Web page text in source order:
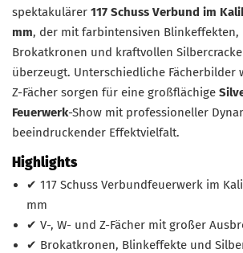
spektakulärer 117 Schuss Verbund im
mm, der mit farbintensiven Blinkeffekten,
Brokatkronen und kraftvollen
überzeugt. Unterschiedliche Fächerbilder
Z-Fächer sorgen für eine großflächige
Feuerwerk-Show mit professioneller
beeindruckender Effektvielfalt.
Highlights
✔ 117 Schuss Verbundfeuerwerk im
mm
✔ V-, W- und Z-Fächer mit großer
✔ Brokatkronen, Blinkeffekte und